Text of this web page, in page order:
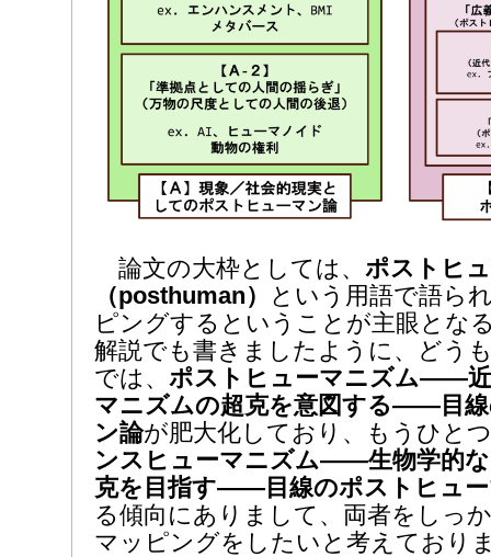
論文の大枠としては、 ポストヒ
（posthuman）
という用語で語ら
ピングするということが主眼とな
解説でも書きましたように、どう
では、 ポストヒューマニズム――近
マニズムの超克を意図する――目
ン論が肥大化しており、もうひと
ンスヒューマニズム――生物学的
克を目指す――目線のポストヒュ
る傾向にありまして、両者をしっ
マッピングをしたいと考えており